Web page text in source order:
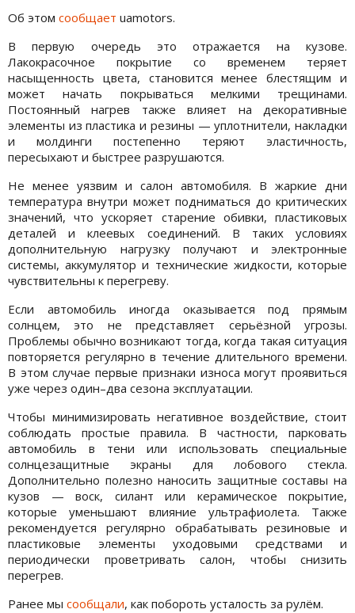
Об этом сообщает uamotors.
В первую очередь это отражается на кузове.
Лакокрасочное покрытие со временем теряет
насыщенность цвета, становится менее блестящим и
может начать покрываться мелкими трещинами.
Постоянный нагрев также влияет на декоративные
элементы из пластика и резины — уплотнители, накладки
и молдинги постепенно теряют эластичность,
пересыхают и быстрее разрушаются.
Не менее уязвим и салон автомобиля. В жаркие дни
температура внутри может подниматься до критических
значений, что ускоряет старение обивки, пластиковых
деталей и клеевых соединений. В таких условиях
дополнительную нагрузку получают и электронные
системы, аккумулятор и технические жидкости, которые
чувствительны к перегреву.
Если автомобиль иногда оказывается под прямым
солнцем, это не представляет серьёзной угрозы.
Проблемы обычно возникают тогда, когда такая ситуация
повторяется регулярно в течение длительного времени.
В этом случае первые признаки износа могут проявиться
уже через один–два сезона эксплуатации.
Чтобы минимизировать негативное воздействие, стоит
соблюдать простые правила. В частности, парковать
автомобиль в тени или использовать специальные
солнцезащитные экраны для лобового стекла.
Дополнительно полезно наносить защитные составы на
кузов — воск, силант или керамическое покрытие,
которые уменьшают влияние ультрафиолета. Также
рекомендуется регулярно обрабатывать резиновые и
пластиковые элементы уходовыми средствами и
периодически проветривать салон, чтобы снизить
перегрев.
Ранее мы сообщали, как побороть усталость за рулём.